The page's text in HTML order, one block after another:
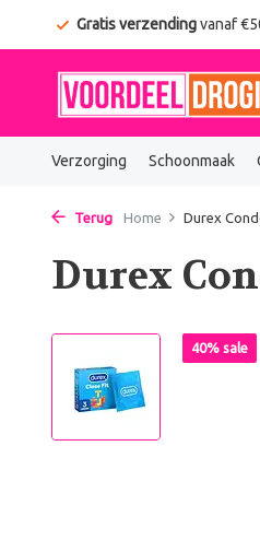
Gratis verzendingvanaf
Verzorging Schoonmaak
Terug Home Durex
Durex
40% sale